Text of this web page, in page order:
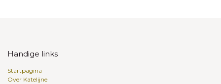
Handige links
Startpagina
Over Katelijne